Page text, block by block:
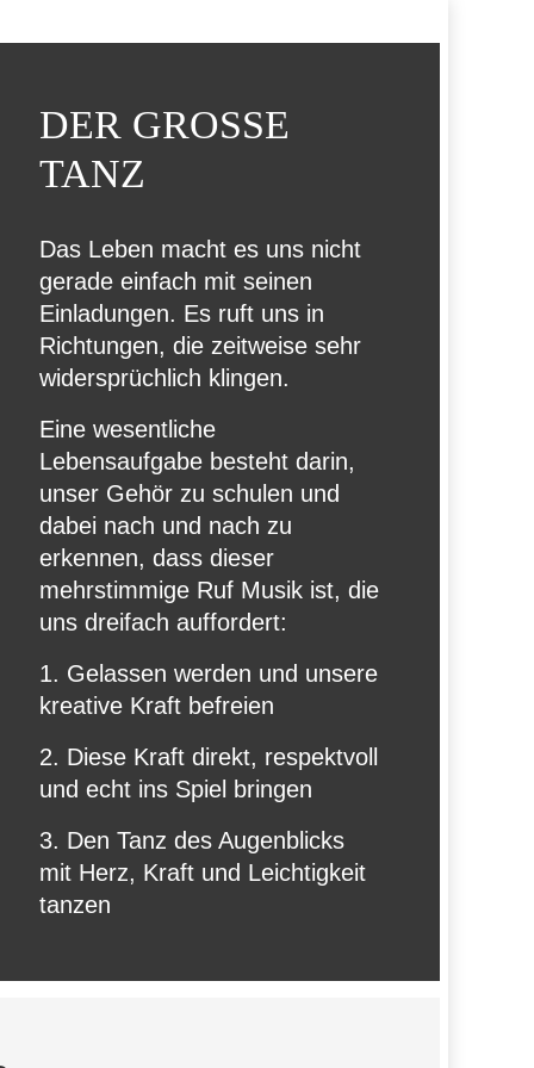
DER GROSSE T
ANZ
Das Leben macht es uns nicht
gerade einfach mit seinen
Einladungen. Es ruft uns in
Richtungen, die zeitweise sehr
widersprüchlich klingen.
Eine wesentliche
Lebensaufgabe besteht darin,
unser Gehör zu schulen und
dabei nach und nach zu
erkennen, dass dieser
mehrstimmige Ruf Musik ist, die
uns dreifach auffordert:
1. Gelassen werden und unsere
kreative Kraft befreien
2. Diese Kraft direkt, respektvoll
und echt ins Spiel bringen
3. Den Tanz des Augenblicks
mit Herz, Kraft und Leichtigkeit
tanzen